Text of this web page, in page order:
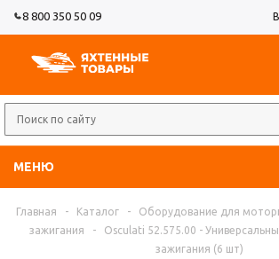
8 800 350 50 09
МЕНЮ
Главная - Каталог - Оборудование для
зажигания
-
Osculati 52.575.00 -
зажигания (6 шт)